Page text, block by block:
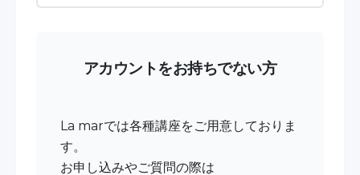
アカウントをお持ちでない方
La marでは各種講座をご用意しておりま
す。
お申し込みやご質問の際は